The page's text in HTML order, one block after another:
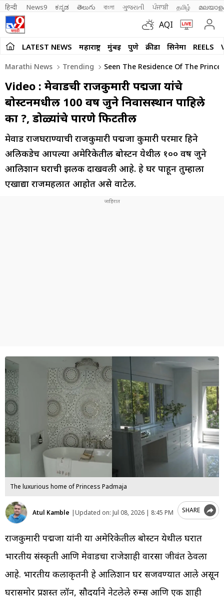
हिन्दी News9 ಕನ್ನಡ తెలుగు বাংলা ગુજરાતી ਪੰਜਾਬੀ தமிழ்
AQI
LATEST NEWS महाराष्ट्र मुंबई पुणे क्रीडा सिनेमा REELS
Marathi News Trending Seen The Residence Of The
Video : मेवाडची राजकुमारी पद्मजा यांचे
बोस्टनमधील 100 वर्षे जुने निवासस्थान पाहिले
का ?, डोळ्यांचे पारणे फिटतील
मेवाड राजघराण्याची राजकुमारी पद्मजा कुमारी परमार हिने
अलिकडेच आपल्या अमेरिकेतील बोस्टन येथील १०० वर्षे जुने
आलिशान घराची झलक दाखवली आहे. हे घर पाहून तुम्हाला
एखाद्या राजमहलात आहोत असे वाटेल.
The luxurious home of Princess Padmaja
Atul Kamble |Updated on: Jul 08, 2026 | 8:45 PM SHARE
राजकुमारी पद्मजा यांनी या अमेरिकेतील बोस्टन येथील घरात
भारतीय संस्कृती आणि मेवाडचा राजेशाही वारसा जीवंत ठेवला
आहे. भारतीय कलाकृतींनी हे आलिशान घर सजवण्यात आले असून
घरासमोर प्रशस्त लॉन, सौदर्याने नेटलेले रुम्स आणि एक शाही